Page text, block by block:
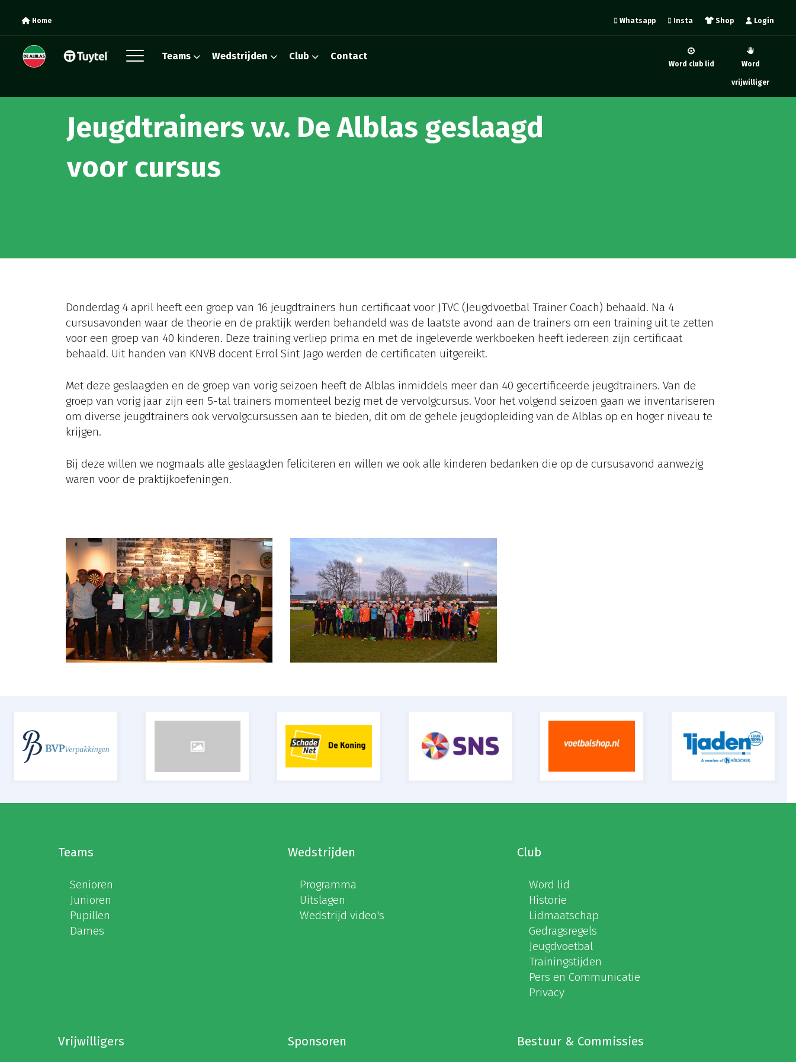
Home Login
Shop
Insta
Whatsapp
Teams Wedstrijden Club Contact
Word
vrijwilliger
Word club lid
Jeugdtrainers v.v. De Alblas geslaagd
voor cursus
Donderdag 4 april heeft een groep van 16 jeugdtrainers hun certificaat voor JTVC (Jeugdvoetbal Trainer Coach) behaald. Na 4
cursusavonden waar de theorie en de praktijk werden behandeld was de laatste avond aan de trainers om een training uit te zetten
voor een groep van 40 kinderen. Deze training verliep prima en met de ingeleverde werkboeken heeft iedereen zijn certificaat
behaald. Uit handen van KNVB docent Errol Sint Jago werden de certificaten uitgereikt.
Met deze geslaagden en de groep van vorig seizoen heeft de Alblas inmiddels meer dan 40 gecertificeerde jeugdtrainers. Van de
groep van vorig jaar zijn een 5-tal trainers momenteel bezig met de vervolgcursus. Voor het volgend seizoen gaan we inventariseren
om diverse jeugdtrainers ook vervolgcursussen aan te bieden, dit om de gehele jeugdopleiding van de Alblas op en hoger niveau te
krijgen.
Bij deze willen we nogmaals alle geslaagden feliciteren en willen we ook alle kinderen bedanken die op de cursusavond aanwezig
waren voor de praktijkoefeningen.
Teams
Senioren
Junioren
Pupillen
Dames
Wedstrijden
Programma
Uitslagen
Wedstrijd video's
Club
Word lid
Historie
Lidmaatschap
Gedragsregels
Jeugdvoetbal
Trainingstijden
Pers en Communicatie
Privacy
Vrijwilligers Sponsoren Bestuur & Commissies